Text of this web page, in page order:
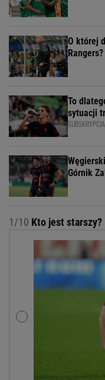
O której
To
sytuacji
SUBSKRYPCJA
Górnik
1/10 Kto jest starszy?